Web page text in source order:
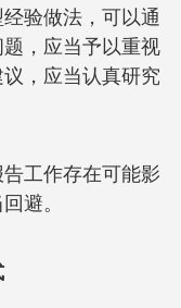
验做法，可以通
，应当予以重视
，应当认真研究
工作存在可能影
避。